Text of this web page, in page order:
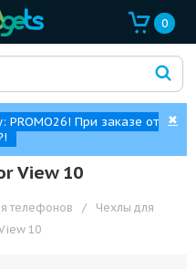
0
При заказе от
✖
View 10
телефонов /
Чехлы для
10